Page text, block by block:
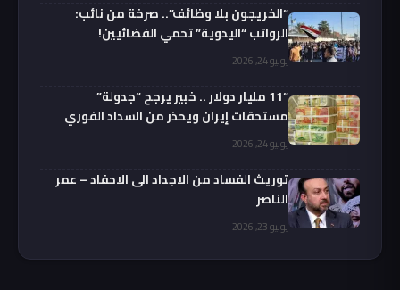
“الخريجون بلا وظائف”.. صرخة من نائب:
الرواتب “اليدوية” تحمي الفضائيين!
يوليو 24, 2026
“11 مليار دولار .. خبير يرجح “جدولة”
مستحقات إيران ويحذر من السداد الفوري
يوليو 24, 2026
توريث الفساد من الاجداد الى الاحفاد – عمر
الناصر
يوليو 23, 2026